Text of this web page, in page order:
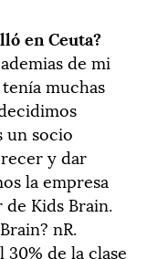
en Ceuta?
de mi
muchas
un socio
y dar
la empresa
Kids Brain.
nR.
de la clase